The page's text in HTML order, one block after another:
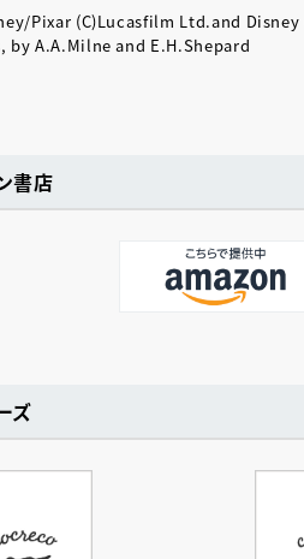
Pixar (C)Lucasfilm Ltd.and
by A.A.Milne and E.H.Shepard
書店
ズ